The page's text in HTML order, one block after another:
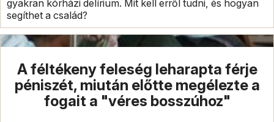
gyakran kórházi delírium. Mit kell erről tudni, és hogyan
segíthet a család?
A féltékeny feleség leharapta férje
péniszét, miután előtte megélezte a
fogait a "véres bosszúhoz"